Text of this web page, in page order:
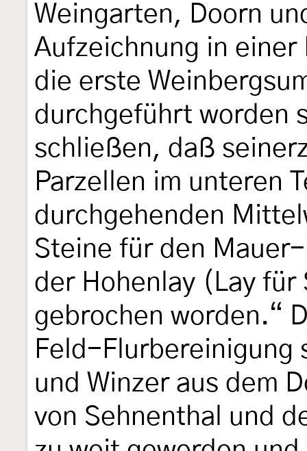
Weingarten, Doorn
Aufzeichnung in
die erste
durchgeführt worden
schließen, daß
Parzellen im unteren
durchgehenden
Steine für den
der Hohenlay (Lay
gebrochen worden.“
Feld-Flurbereinigung
und Winzer aus dem
von Sehnenthal und